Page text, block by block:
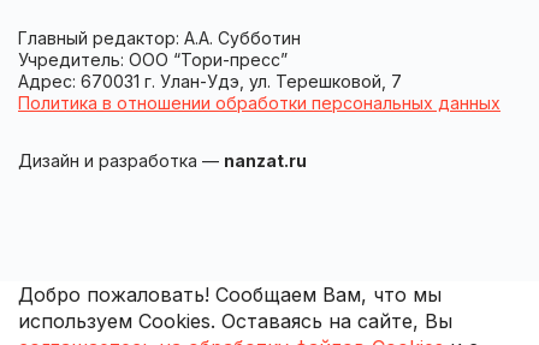
Главный редактор: А.А. Субботин
Учредитель: ООО “Тори-пресс”
Адрес: 670031 г. Улан-Удэ, ул. Терешковой, 7
Политика в отношении обработки персональных данных
Дизайн и разработка — nanzat.ru
Добро пожаловать! Сообщаем Вам, что мы
используем Cookies. Оставаясь на сайте, Вы